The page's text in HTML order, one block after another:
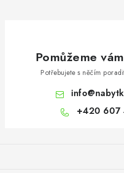
Pomůžeme
Potřebujete s něčím
info@
+420